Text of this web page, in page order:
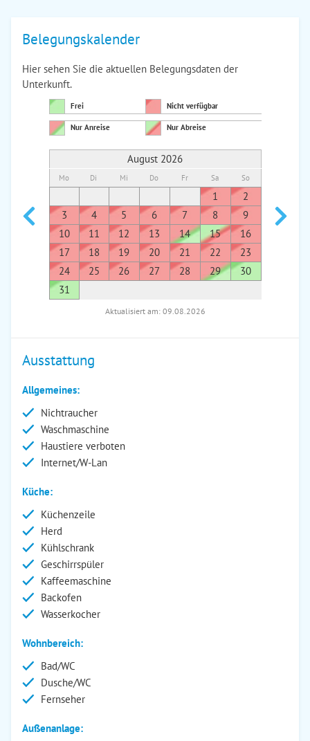
Belegungskalender
Hier sehen Sie die aktuellen Belegungsdaten der
Unterkunft.
Frei Nicht verfügbar
Nur Anreise Nur Abreise
August 2026
Mo Di Mi Do Fr Sa So
1
2
3
4 5 6 7 8
9
10
11 12 13 14 15
16
17
18 19 20 21 22
23
24
25 26 27 28 29
30
31
7
Aktualisiert am: 09.08.2026
Ausstattung
Allgemeines:
Nichtraucher
Waschmaschine
Haustiere verboten
Internet/W-Lan
Küche:
Küchenzeile
Herd
Kühlschrank
Geschirrspüler
Kaffeemaschine
Backofen
Wasserkocher
Wohnbereich:
Bad/WC
Dusche/WC
Fernseher
Außenanlage: